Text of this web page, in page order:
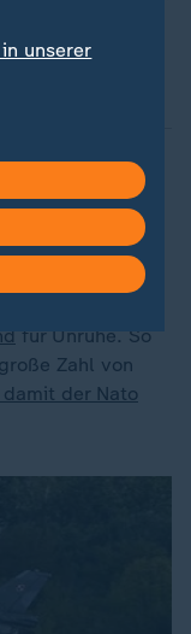
Röttgen bei
Nato-
für Unruhe. So
Zahl von
der Nato
unserer